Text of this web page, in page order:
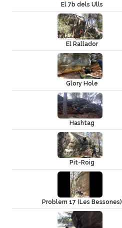
El 7b dels Ulls
El Rallador
Glory Hole
Hashtag
Pit-Roig
Problem 17 (Les Bessones)